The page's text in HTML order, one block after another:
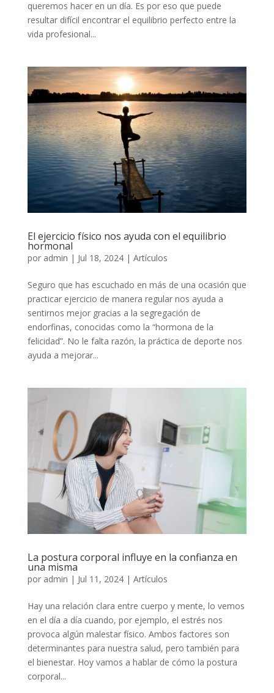
queremos hacer en un día. Es por eso que puede
resultar difícil encontrar el equilibrio perfecto entre la
vida profesional...
El ejercicio físico nos ayuda con el equilibrio
hormonal
por admin | Jul 18, 2024| Artículos
Seguro que has escuchado en más de una ocasión que
practicar ejercicio de manera regular nos ayuda a
sentirnos mejor gracias a la segregación de
endorfinas, conocidas como la “hormona de la
felicidad”. No le falta razón, la práctica de deporte nos
ayuda a mejorar...
La postura corporal influye en la confianza en
una misma
por admin | Jul 11, 2024| Artículos
Hay una relación clara entre cuerpo y mente, lo vemos
en el día a día cuando, por ejemplo, el estrés nos
provoca algún malestar físico. Ambos factores son
determinantes para nuestra salud, pero también para
el bienestar. Hoy vamos a hablar de cómo la postura
corporal...